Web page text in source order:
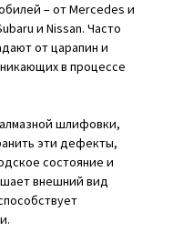
– от Mercedes и
и Nissan. Часто
от царапин и
в процессе
шлифовки,
эти дефекты,
состояние и
внешний вид